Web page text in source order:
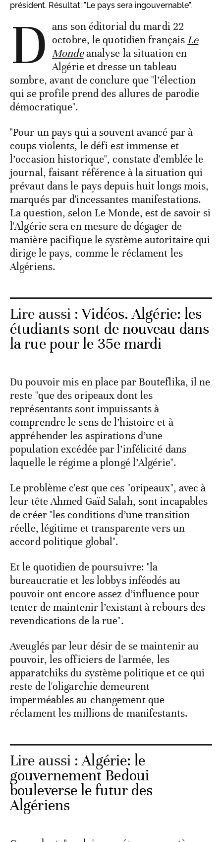
président. Résultat: "Le pays sera ingouvernable".
D ans son éditorial du mardi 22
octobre, le quotidien français Le
Monde analyse la situation en
Algérie et dresse un tableau
sombre, avant de conclure que "l’élection
qui se profile prend des allures de parodie
démocratique".
"Pour un pays qui a souvent avancé par à-
coups violents, le défi est immense et
l’occasion historique", constate d'emblée le
journal, faisant référence à la situation qui
prévaut dans le pays depuis huit longs mois,
marqués par d'incessantes manifestations.
La question, selon Le Monde, est de savoir si
l'Algérie sera en mesure de dégager de
manière pacifique le système autoritaire qui
dirige le pays, comme le réclament les
Algériens.
Lire aussi :Vidéos. Algérie: les
étudiants sont de nouveau dans
la rue pour le 35e mardi
Du pouvoir mis en place par Bouteflika, il ne
reste "que des oripeaux dont les
représentants sont impuissants à
comprendre le sens de l’histoire et à
appréhender les aspirations d’une
population excédée par l’infélicité dans
laquelle le régime a plongé l’Algérie".
Le problème c'est que ces "oripeaux", avec à
leur tête Ahmed Gaïd Salah, sont incapables
de créer "les conditions d’une transition
réelle, légitime et transparente vers un
accord politique global".
Et le quotidien de poursuivre: "la
bureaucratie et les lobbys inféodés au
pouvoir ont encore assez d’influence pour
tenter de maintenir l’existant à rebours des
revendications de la rue".
Aveuglés par leur désir de se maintenir au
pouvoir, les officiers de l'armée, les
apparatchiks du système politique et ce qui
reste de l'oligarchie demeurent
imperméables au changement que
réclament les millions de manifestants.
Lire aussi :Algérie: le
gouvernement Bedoui
bouleverse le futur des
Algériens